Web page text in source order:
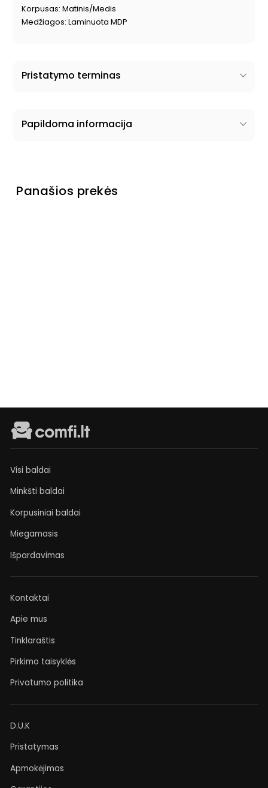
Korpusas: Matinis/Medis
Medžiagos: Laminuota MDP
Pristatymo terminas
Papildoma informacija
Panašios prekės
Visi baldai
Minkšti baldai
Korpusiniai baldai
Miegamasis
Išpardavimas
Kontaktai
Apie mus
Tinklaraštis
Pirkimo taisyklės
Privatumo politika
D.U.K
Pristatymas
Apmokėjimas